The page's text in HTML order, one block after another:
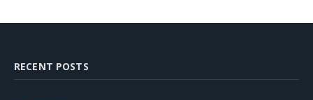
RECENT POSTS